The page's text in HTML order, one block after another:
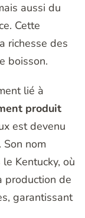
aussi du
Cette
richesse des
boisson.
lié à
produit
est devenu
nom
Kentucky, où
production de
garantissant